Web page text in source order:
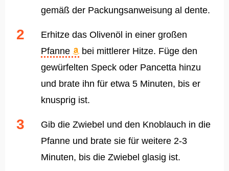
gemäß der Packungsanweisung al dente.
Erhitze das Olivenöl in einer großen
Pfanne
bei mittlerer Hitze. Füge den
gewürfelten Speck oder Pancetta hinzu
und brate ihn für etwa 5 Minuten, bis er
knusprig ist.
Gib die Zwiebel und den Knoblauch in die
Pfanne und brate sie für weitere 2-3
Minuten, bis die Zwiebel glasig ist.